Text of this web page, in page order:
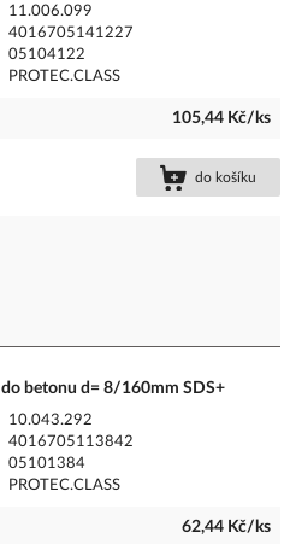
11.006.099
4016705141227
05104122
PROTEC.CLASS
105,44 Kč/ks
do košíku
do betonu d= 8/160mm SDS+
10.043.292
4016705113842
05101384
PROTEC.CLASS
62,44 Kč/ks